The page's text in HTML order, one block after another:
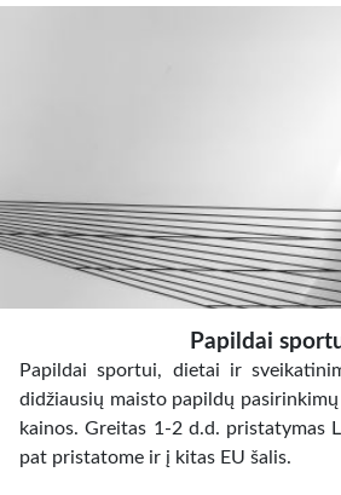
Papildai
Papildai sportui, dietai ir
didžiausių maisto papildų
kainos. Greitas 1-2 d.d. pristatymas
pat pristatome ir į kitas EU šalis.